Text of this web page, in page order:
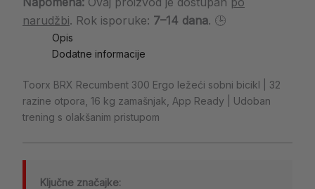
narudžbi. Rok isporuke: 7–14 dana. 🕒
Opis
Dodatne informacije
Toorx BRX Recumbent 300 Ergo ležeći sobni bicikl | 32
razine otpora, 16 kg zamašnjak, App Ready | Udoban
trening s olakšanim pristupom
Ključne značajke: